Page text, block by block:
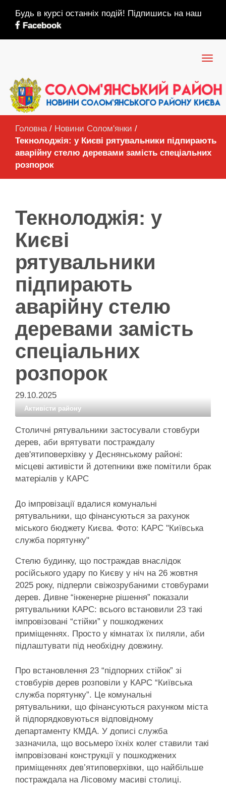
Будь в курсі останніх подій! Підпишись на наш
Facebook
Головна / Новини Солом'янки /
Текнолоджія: у Києві рятувальники підпирають
аварійну стелю деревами замість спеціальних
розпорок
Текнолоджія: у
Києві
рятувальники
підпирають
аварійну стелю
деревами замість
спеціальних
розпорок
29.10.2025
Активісти району
Столичні рятувальники застосували стовбури
дерев, аби врятувати постраждалу
дев'ятиповерхівку у Деснянському районі:
місцеві активісти й дотепники вже помітили брак
матеріалів у КАРС
До імпровізації вдалися комунальні
рятувальники, що фінансуються за рахунок
міського бюджету Києва. Фото: КАРС "Київська
служба порятунку"
Стелю будинку, що постраждав внаслідок
російського удару по Києву у ніч на 26 жовтня
2025 року, підперли свіжозрубаними стовбурами
дерев. Дивне “інженерне рішення” показали
рятувальники КАРС: всього встановили 23 такі
імпровізовані “стійки” у пошкоджених
приміщеннях. Просто у кімнатах їх пиляли, аби
підлаштувати під необхідну довжину.
Про встановлення 23 “підпорних стійок” зі
стовбурів дерев розповіли у КАРС “Київська
служба порятунку”. Це комунальні
рятувальники, що фінансуються рахунком міста
й підпорядковуються відповідному
департаменту КМДА. У дописі служба
зазначила, що восьмеро їхніх колег ставили такі
імпровізовані конструкції у пошкоджених
приміщеннях дев’ятиповерхівки, що найбільше
постраждала на Лісовому масиві столиці.